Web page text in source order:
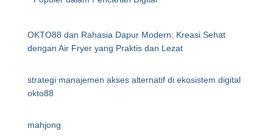
OKTO88 dan Rahasia Dapur Modern: Kreasi Sehat
dengan Air Fryer yang Praktis dan Lezat
strategi manajemen akses alternatif di ekosistem digital
okto88
mahjong